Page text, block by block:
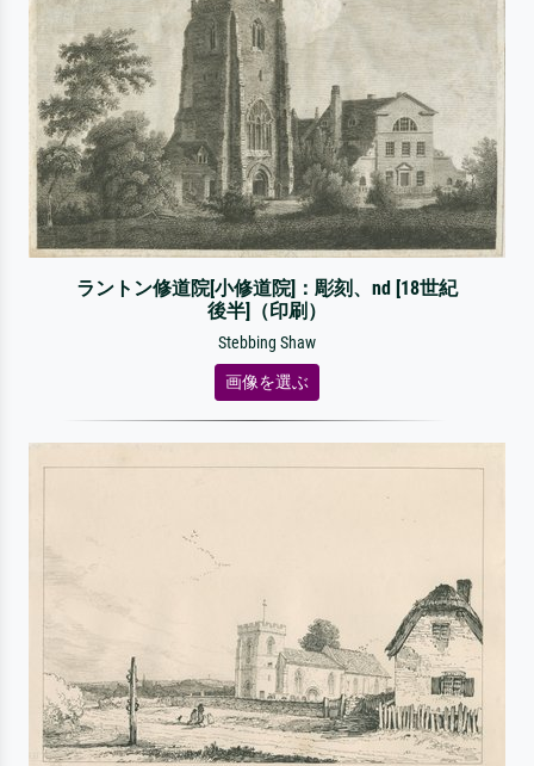
ラントン修道院[小修道院]：彫刻、nd [18世紀
後半]（印刷）
Stebbing Shaw
画像を選ぶ